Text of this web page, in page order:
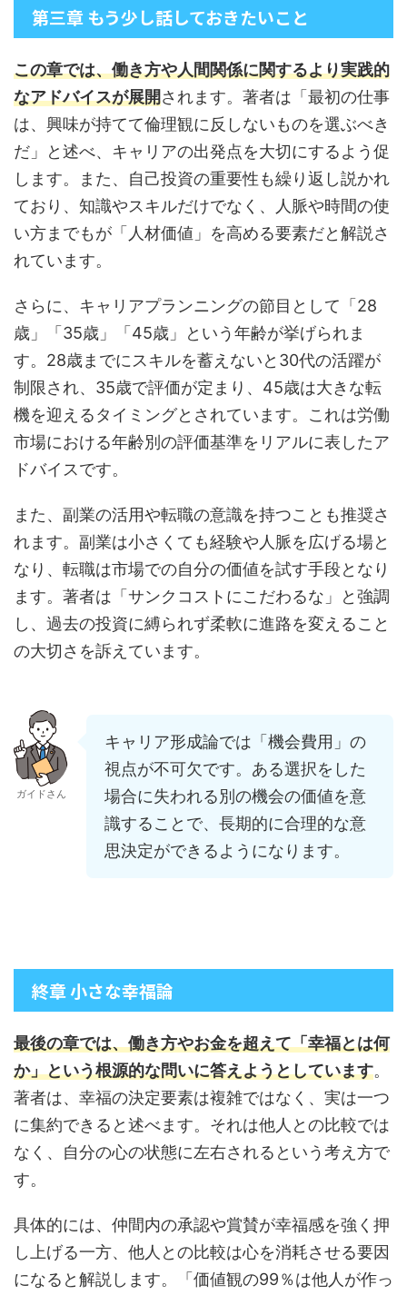
第三章 もう少し話しておきたいこと
この章では、働き方や人間関係に関するより実践的
なアドバイスが展開されます。著者は「最初の仕事
は、興味が持てて倫理観に反しないものを選ぶべき
だ」と述べ、キャリアの出発点を大切にするよう促
します。また、自己投資の重要性も繰り返し説かれ
ており、知識やスキルだけでなく、人脈や時間の使
い方までもが「人材価値」を高める要素だと解説さ
れています。
さらに、キャリアプランニングの節目として「28
歳」「35歳」「45歳」という年齢が挙げられま
す。28歳までにスキルを蓄えないと30代の活躍が
制限され、35歳で評価が定まり、45歳は大きな転
機を迎えるタイミングとされています。これは労働
市場における年齢別の評価基準をリアルに表したア
ドバイスです。
また、副業の活用や転職の意識を持つことも推奨さ
れます。副業は小さくても経験や人脈を広げる場と
なり、転職は市場での自分の価値を試す手段となり
ます。著者は「サンクコストにこだわるな」と強調
し、過去の投資に縛られず柔軟に進路を変えること
の大切さを訴えています。
ガイドさん
キャリア形成論では「機会費用」の
視点が不可欠です。ある選択をした
場合に失われる別の機会の価値を意
識することで、長期的に合理的な意
思決定ができるようになります。
終章 小さな幸福論
最後の章では、働き方やお金を超えて「幸福とは何
か」という根源的な問いに答えようとしています。
著者は、幸福の決定要素は複雑ではなく、実は一つ
に集約できると述べます。それは他人との比較では
なく、自分の心の状態に左右されるという考え方で
す。
具体的には、仲間内の承認や賞賛が幸福感を強く押
し上げる一方、他人との比較は心を消耗させる要因
になると解説します。「価値観の99％は他人が作っ